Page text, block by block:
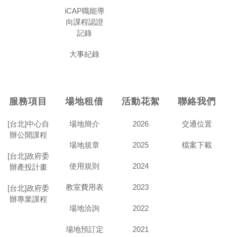
iCAP職能導
向課程認證
記錄
大事紀錄
服務項目
[台北]中心自
辦公開課程
[台北]政府委
辦產投計畫
[台北]政府委
辦專業課程
場地租借
場地簡介
場地規章
使用規則
教室費用表
場地洽詢
場地預訂定
活動花絮
2026
2025
2024
2023
2022
2021
聯絡我們
交通位置
檔案下載